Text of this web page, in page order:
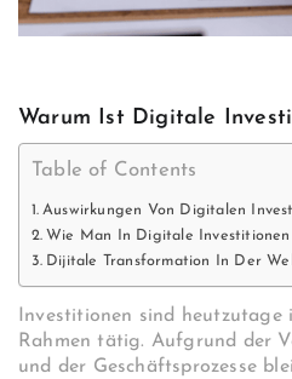
Warum Ist Digitale
Table of Contents
Auswirkungen Von Digitalen
Wie Man In Digitale
Dijitale Transformation In Der
Investitionen sind heutzutage
Rahmen tätig. Aufgrund der
und der Geschäftsprozesse